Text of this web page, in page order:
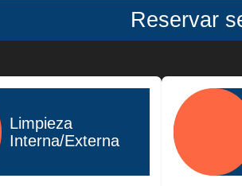
Reservar
Limpieza
Interna/Externa